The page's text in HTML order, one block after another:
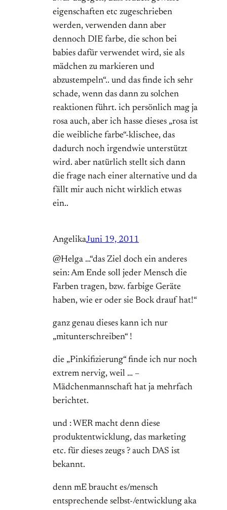
eigenschaften etc zugeschrieben
werden, verwenden dann aber
dennoch DIE farbe, die schon bei
babies dafür verwendet wird, sie als
mädchen zu markieren und
abzustempeln“.. und das finde ich sehr
schade, wenn das dann zu solchen
reaktionen führt. ich persönlich mag ja
rosa auch, aber ich hasse dieses „rosa ist
die weibliche farbe“-klischee, das
dadurch noch irgendwie unterstützt
wird. aber natürlich stellt sich dann
die frage nach einer alternative und da
fällt mir auch nicht wirklich etwas
ein..
AngelikaJuni 19, 2011
@Helga …“das Ziel doch ein anderes
sein: Am Ende soll jeder Mensch die
Farben tragen, bzw. farbige Geräte
haben, wie er oder sie Bock drauf hat!“
ganz genau dieses kann ich nur
„mitunterschreiben“ !
die „Pinkifizierung“ finde ich nur noch
extrem nervig, weil … –
Mädchenmannschaft hat ja mehrfach
berichtet.
und : WER macht denn diese
produktentwicklung, das marketing
etc. für dieses zeugs ? auch DAS ist
bekannt.
denn mE braucht es/mensch
entsprechende selbst-/entwicklung aka